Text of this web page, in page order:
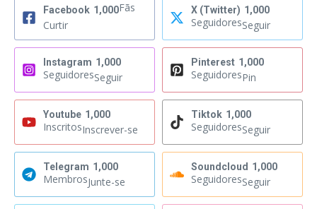
Facebook 1,000Fãs
Curtir
X (Twitter) 1,000
SeguidoresSeguir
Instagram 1,000
SeguidoresSeguir
Pinterest 1,000
SeguidoresPin
Youtube 1,000
InscritosInscrever-se
Tiktok 1,000
SeguidoresSeguir
Telegram 1,000
MembrosJunte-se
Soundcloud 1,000
SeguidoresSeguir